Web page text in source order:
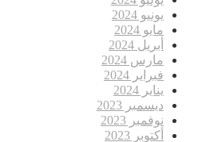
يونيو 2024
مايو 2024
أبريل 2024
مارس 2024
فبراير 2024
يناير 2024
ديسمبر 2023
نوفمبر 2023
أكتوبر 2023